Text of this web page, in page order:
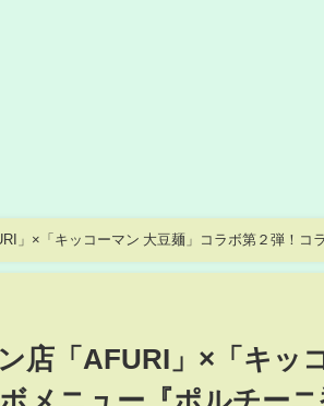
」×「キッコーマン 大豆麺」コラボ第２弾！コ
店「AFURI」×「キッ
メニュー『ポルチー